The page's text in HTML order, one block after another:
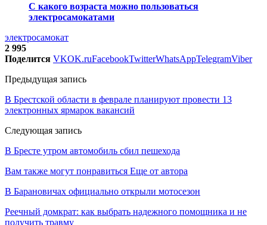
С какого возраста можно пользоваться
электросамокатами
электросамокат
2 995
Поделится VKOK.ruFacebookTwitterWhatsAppTelegramViber
Предыдущая запись
В Брестской области в феврале планируют провести 13
электронных ярмарок вакансий
Следующая запись
В Бресте утром автомобиль сбил пешехода
Вам также могут понравиться Еще от автора
В Барановичах официально открыли мотосезон
Реечный домкрат: как выбрать надежного помощника и не
получить травму